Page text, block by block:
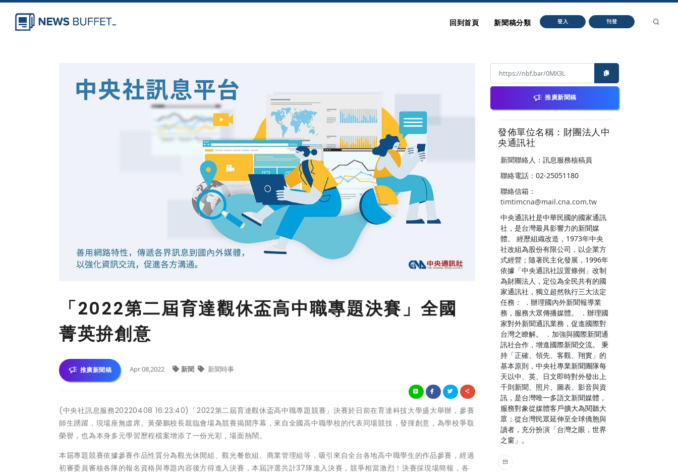
回到首頁 新聞稿分類 登入 刊登
「2022第二屆育達觀休盃高中職專題決賽」全國
菁英拚創意
推廣新聞稿 Apr 08,2022 新聞 新聞時事
(中央社訊息服務20220408 16:23:40)「2022第二屆育達觀休盃高中職專題競賽」決賽於日前在育達科技大學盛大舉辦，參賽
師生踴躍，現場座無虛席。黃榮鵬校長親臨會場為競賽揭開序幕，來自全國高中職學校的代表同場競技，發揮創意，為學校爭取
榮譽，也為本身多元學習歷程檔案增添了一份光彩，場面熱鬧。
本屆專題競賽依據參賽作品性質分為觀光休閒組、觀光餐飲組、商業管理組等，吸引來自全台各地高中職學生的作品參賽，經過
初審委員審核各隊的報名資格與專題內容後方得進入決賽，本屆評選共計37隊進入決賽，競爭相當激烈！決賽採現場簡報，各
推廣新聞稿
發佈單位名稱：財團法人中
央通訊社
新聞聯絡人：訊息服務核稿員
聯絡電話：02-25051180
聯絡信箱：
timtimcna@mail.cna.com.tw
中央通訊社是中華民國的國家通訊
社，是台灣最具影響力的新聞媒
體。 經歷組織改造，1973年中央
社改組為股份有限公司，以企業方
式經營；隨著民主化發展，1996年
依據「中央通訊社設置條例」改制
為財團法人，定位為全民共有的國
家通訊社，獨立超然執行三大法定
任務： ．辦理國內外新聞報導業
務，服務大眾傳播媒體。 ．辦理國
家對外新聞通訊業務，促進國際對
台灣之瞭解。 ．加強與國際新聞通
訊社合作，增進國際新聞交流。 秉
持「正確、領先、客觀、翔實」的
基本原則，中央社專業新聞團隊每
天以中、英、日文即時對外發出上
千則新聞、照片、圖表、影音與資
訊，是台灣唯一多語文新聞媒體，
服務對象從媒體客戶擴大為閱聽大
眾；從台灣民眾延伸至全球僑胞與
讀者，充分扮演「台灣之眼，世界
之窗」。